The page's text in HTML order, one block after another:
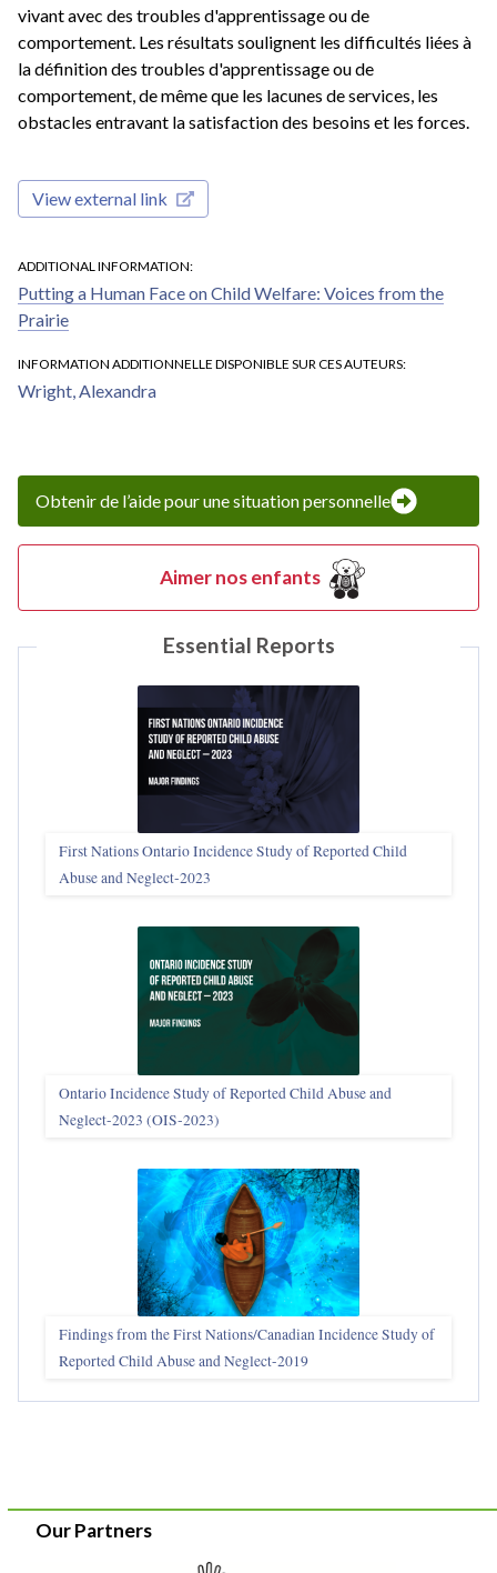
vivant avec des troubles d'apprentissage ou de
comportement. Les résultats soulignent les difficultés liées à
la définition des troubles d'apprentissage ou de
comportement, de même que les lacunes de services, les
obstacles entravant la satisfaction des besoins et les forces.
View external link
ADDITIONAL INFORMATION
Putting a Human Face on Child Welfare: Voices from the
Prairie
INFORMATION ADDITIONNELLE DISPONIBLE SUR CES AUTEURS
Wright, Alexandra
Obtenir de l’aide pour une situation personnelle
Aimer nos enfants
Essential Reports
First Nations Ontario Incidence Study of Reported Child
Abuse and Neglect‑2023
Ontario Incidence Study of Reported Child Abuse and
Neglect-2023 (OIS‑2023)
Findings from the First Nations/Canadian Incidence Study of
Reported Child Abuse and Neglect-2019
Our Partners